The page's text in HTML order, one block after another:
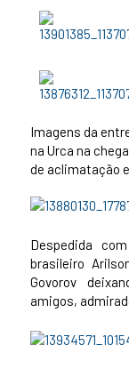
Imagens da
na Urca na
de aclimatação
Despedida
brasileiro
Govorov
amigos,